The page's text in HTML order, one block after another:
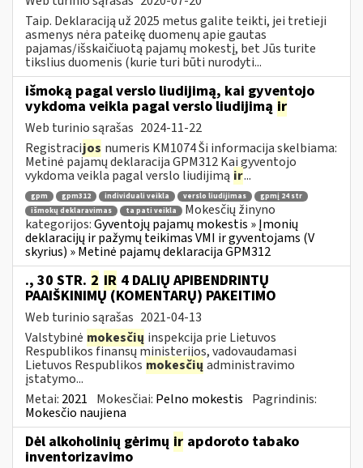
Taip. Deklaraciją už 2025 metus galite teikti, jei tretieji
asmenys nėra pateikę duomenų apie gautas
pajamas/išskaičiuotą pajamų mokestį, bet Jūs turite
tikslius duomenis (kurie turi būti nurodyti...
išmoką pagal verslo liudijimą, kai gyventojo
vykdoma veikla pagal verslo liudijimą ir
Web turinio sąrašas 2024-11-22
Registracijos numeris KM1074 Ši informacija skelbiama:
Metinė pajamų deklaracija GPM312 Kai gyventojo
vykdoma veikla pagal verslo liudijimą ir...
gpm gpm312 individuali veikla verslo liudijimas
gpmį 24 str
išmokų deklaravimas
ta pati veikla
Mokesčių žinyno
kategorijos:Gyventojų pajamų mokestis » Įmonių
deklaracijų ir pažymų teikimas VMI ir gyventojams (V
skyrius) » Metinė pajamų deklaracija GPM312
., 30 STR. 2 IR 4 DALIŲ APIBENDRINTŲ
PAAIŠKINIMŲ (KOMENTARŲ) PAKEITIMO
Web turinio sąrašas 2021-04-13
Valstybinė mokesčių inspekcija prie Lietuvos
Respublikos finansų ministerijos, vadovaudamasi
Lietuvos Respublikos mokesčių administravimo
įstatymo...
Metai: 2021 Mokesčiai: Pelno mokestis Pagrindinis:
Mokesčio naujiena
Dėl alkoholinių gėrimų ir apdoroto tabako
inventorizavimo